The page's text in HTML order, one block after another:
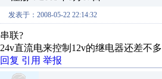
发表于：2008-05-22 22:14:32
串联?
24v直流电来控制12v的继电器还差不多
回复 引用 举报